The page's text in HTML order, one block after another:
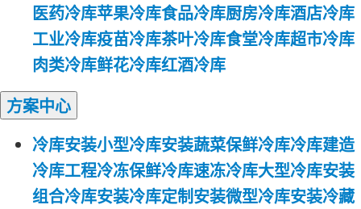
医药冷库苹果冷库食品冷库厨房冷库酒店冷库
工业冷库疫苗冷库茶叶冷库食堂冷库超市冷库
肉类冷库鲜花冷库红酒冷库
方案中心
冷库安装小型冷库安装蔬菜保鲜冷库冷库建造
冷库工程冷冻保鲜冷库速冻冷库大型冷库安装
组合冷库安装冷库定制安装微型冷库安装冷藏